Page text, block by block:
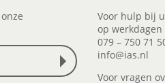
Voor hulp bij
op werkdagen
079 – 750 71
info@ias.nl
Voor vragen